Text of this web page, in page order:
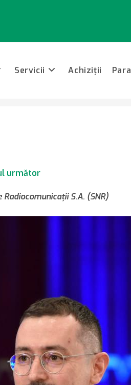
Servicii Achiziții
următor
S.A. (SNR)